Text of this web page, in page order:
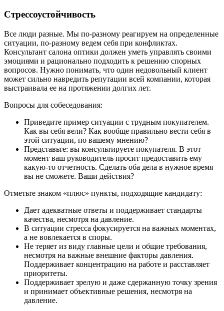
Стрессоустойчивость
Все люди разные. Мы по-разному реагируем на определенные
ситуации, по-разному ведем себя при конфликтах.
Консультант салона оптики должен уметь управлять своими
эмоциями и рационально подходить к решению спорных
вопросов. Нужно понимать, что один недовольный клиент
может сильно навредить репутации всей компании, которая
выстраивала ее на протяжении долгих лет.
Вопросы для собеседования:
Приведите пример ситуации с трудным покупателем.
Как вы себя вели? Как вообще правильно вести себя в
этой ситуации, по вашему мнению?
Представьте: вы консультируете покупателя. В этот
момент ваш руководитель просит предоставить ему
какую-то отчетность. Сделать оба дела в нужное время
вы не сможете. Ваши действия?
Отметьте знаком «плюс» пункты, подходящие кандидату:
Дает адекватные ответы и поддерживает стандарты
качества, несмотря на давление.
В ситуации стресса фокусируется на важных моментах,
а не вовлекается в споры.
Не теряет из виду главные цели и общие требования,
несмотря на важные внешние факторы давления.
Поддерживает концентрацию на работе и расставляет
приоритеты.
Поддерживает зрелую и даже сдержанную точку зрения
и принимает объективные решения, несмотря на
давление.